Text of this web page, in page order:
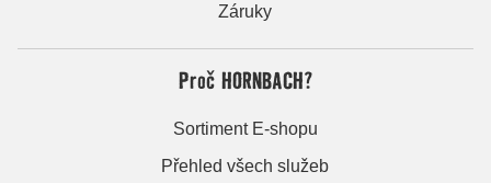
Záruky
Proč HORNBACH?
Sortiment E-shopu
Přehled všech služeb